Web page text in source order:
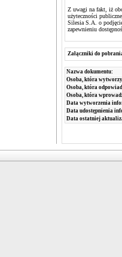
Z uwagi na fakt, iż
użyteczności
Silesia S.A. o
zapewnieniu
Załączniki do
Nazwa dokumentu:
Osoba, która
Osoba, która
Osoba, która
Data wytworzenia
Data udostępnienia
Data ostatniej